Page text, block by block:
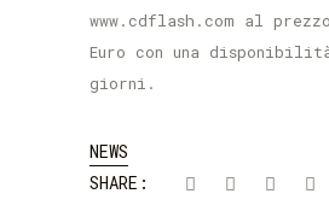
www.cdflash.com al
Euro con una
giorni.
NEWS
SHARE: